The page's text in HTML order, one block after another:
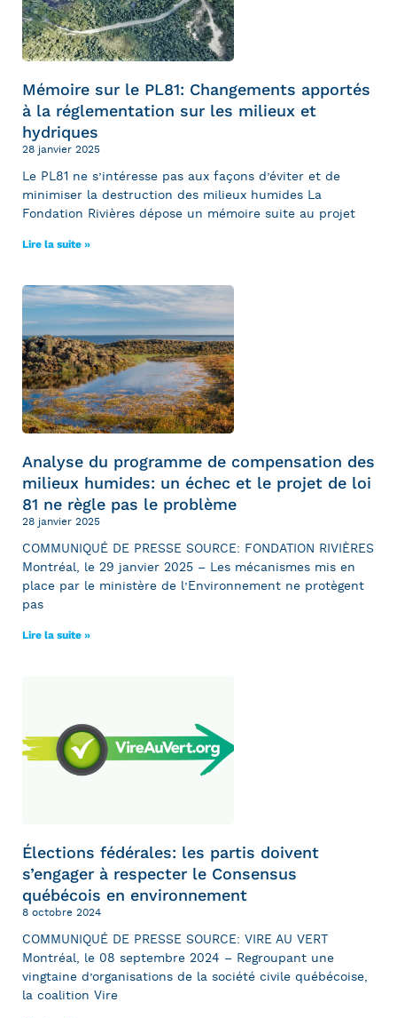
Mémoire sur le PL81: Changements apportés
à la réglementation sur les milieux et
hydriques
28 janvier 2025
Le PL81 ne s’intéresse pas aux façons d’éviter et de
minimiser la destruction des milieux humides La
Fondation Rivières dépose un mémoire suite au projet
Lire la suite »
Analyse du programme de compensation des
milieux humides: un échec et le projet de loi
81 ne règle pas le problème
28 janvier 2025
COMMUNIQUÉ DE PRESSE SOURCE: FONDATION RIVIÈRES
Montréal, le 29 janvier 2025 – Les mécanismes mis en
place par le ministère de l’Environnement ne protègent
pas
Lire la suite »
Élections fédérales: les partis doivent
s’engager à respecter le Consensus
québécois en environnement
8 octobre 2024
COMMUNIQUÉ DE PRESSE SOURCE: VIRE AU VERT
Montréal, le 08 septembre 2024 – Regroupant une
vingtaine d’organisations de la société civile québécoise,
la coalition Vire